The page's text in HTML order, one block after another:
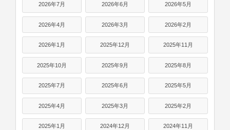
2026年7月 2026年6月 2026年5月
2026年4月 2026年3月 2026年2月
2026年1月 2025年12月 2025年11月
2025年10月 2025年9月 2025年8月
2025年7月 2025年6月 2025年5月
2025年4月 2025年3月 2025年2月
2025年1月 2024年12月 2024年11月